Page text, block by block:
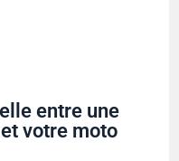
entre une
votre moto